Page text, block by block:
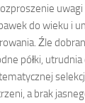
do wieku i
Źle
półki,
a brak